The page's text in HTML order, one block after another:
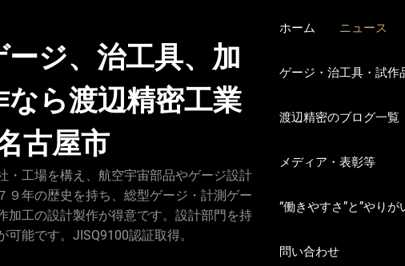
ジ、治工具、加
ら渡辺精密工業
古屋市
・工場を構え、航空宇宙部品やゲージ設計
９年の歴史を持ち、総型ゲージ・計測ゲー
加工の設計製作が得意です。設計部門を持
能です。JISQ9100認証取得。
ホーム ニュース
ゲージ・治工具・試
渡辺精密のブログ一覧
メディア・表彰等
“働きやすさ”と”やりが
問い合わせ